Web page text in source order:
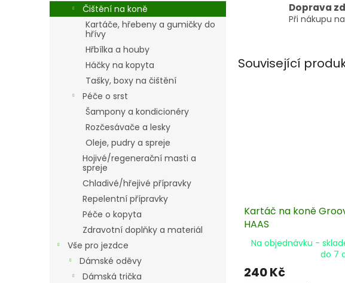
Čištění na koně
Kartáče, hřebeny a gumičky do
hřívy
Hřbílka a houby
Háčky na kopyta
Tašky, boxy na čištění
Péče o srst
Šampony a kondicionéry
Rozčesávače a lesky
Oleje, pudry a spreje
Hojivé/regenerační masti a
spreje
Chladivé/hřejivé přípravky
Repelentní přípravky
Péče o kopyta
Zdravotní doplňky a materiál
Vše pro jezdce
Dámské oděvy
Dámská trička
Doprava
Při nákupu
Související
Kartáč na koně
HAAS
Na objednávku -
do 7
240 Kč